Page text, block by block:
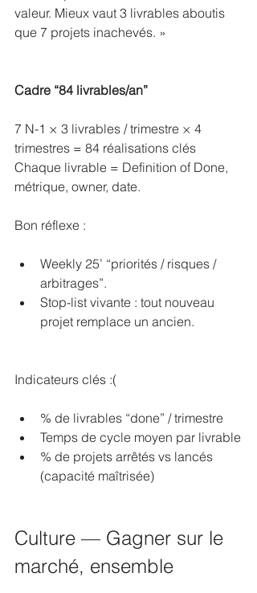
valeur. Mieux vaut 3 livrables aboutis
que 7 projets inachevés. »
Cadre “84 livrables/an”
7 N-1 × 3 livrables / trimestre × 4
trimestres = 84 réalisations clés
Chaque livrable = Definition of Done,
métrique, owner, date.
Bon réflexe :
Weekly 25’ “priorités / risques /
arbitrages”.
Stop-list vivante : tout nouveau
projet remplace un ancien.
Indicateurs clés :(
% de livrables “done” / trimestre
Temps de cycle moyen par livrable
% de projets arrêtés vs lancés
(capacité maîtrisée)
Culture — Gagner sur le
marché, ensemble